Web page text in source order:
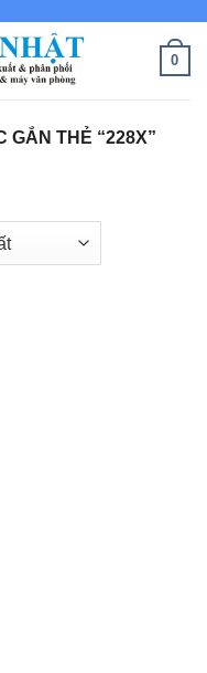
0
GẮN THẺ “228X”